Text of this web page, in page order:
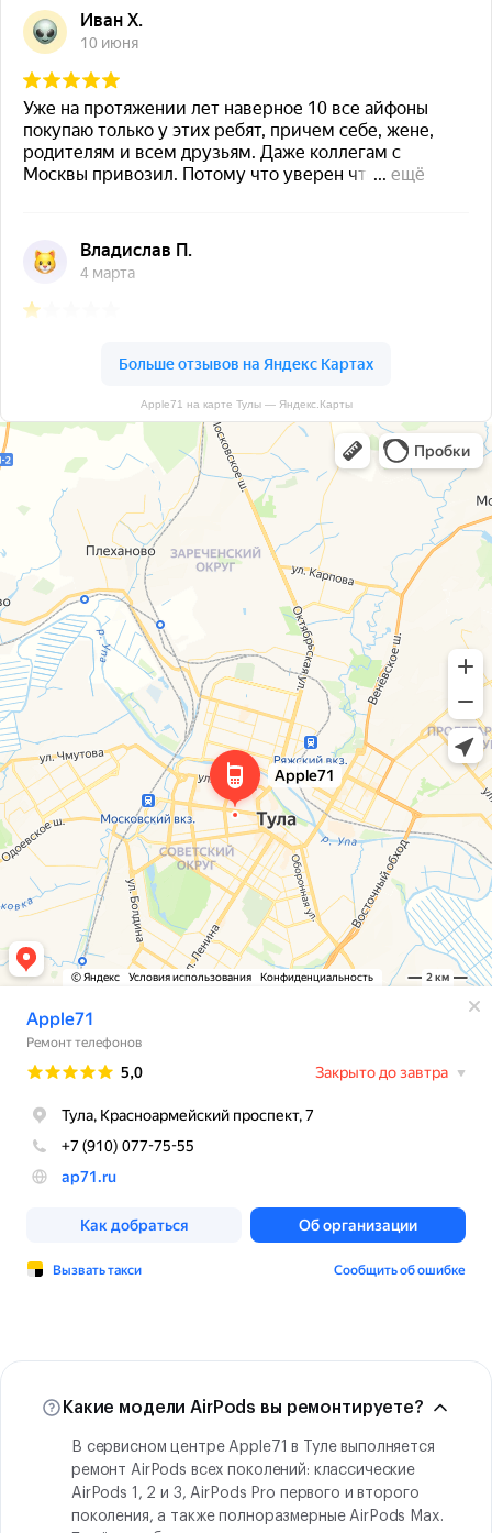
Apple71 на карте Тулы — Яндекс.Карты
Какие модели AirPods вы ремонтируете?
В сервисном центре Apple71 в Туле выполняется
ремонт AirPods всех поколений: классические
AirPods 1, 2 и 3, AirPods Pro первого и второго
поколения, а также полноразмерные AirPods Max.